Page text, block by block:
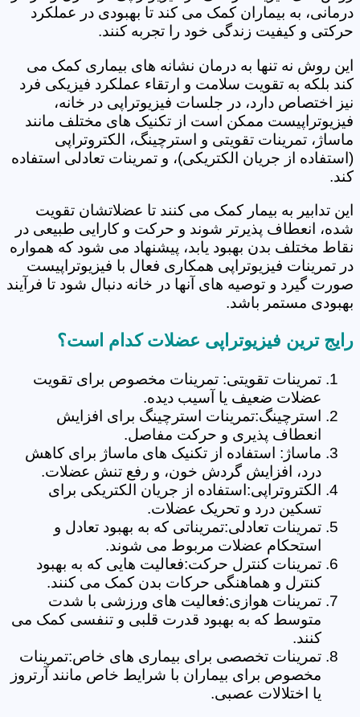
درمانی، به بیماران کمک می کند تا بهبودی در عملکرد
حرکتی و کیفیت زندگی خود را تجربه کنند.
این روش نه تنها به درمان نشانه های بیماری کمک می
کند بلکه به تقویت سلامت و ارتقاء عملکرد فیزیکی فرد
نیز اختصاص دارد، در جلسات فیزیوتراپی در خانه،
فیزیوتراپیست ممکن است از تکنیک های مختلف مانند
ماساژ، تمرینات تقویتی و استرچینگ، الکتروتراپی
(استفاده از جریان الکتریکی)، و تمرینات تعادلی استفاده
کند.
این تدابیر به بیمار کمک می کنند تا عضلاتشان تقویت
شده، انعطاف پذیرتر شوند و حرکت و کارایی طبیعی در
نقاط مختلف بدن بهبود یابد، پیشنهاد می شود که همواره
در تمرینات فیزیوتراپی همکاری فعال با فیزیوتراپیست
صورت گیرد و توصیه های آنها در خانه دنبال شود تا فرآیند
بهبودی مستمر باشد.
رایج ترین فیزیوتراپی عضلات کدام است؟
تمرینات تقویتی: تمرینات مخصوص برای تقویت
عضلات ضعیف یا آسیب دیده.
استرچینگ:تمرینات استرچینگ برای افزایش
انعطاف پذیری و حرکت مفاصل.
ماساژ: استفاده از تکنیک های ماساژ برای کاهش
درد، افزایش گردش خون، و رفع تنش عضلات.
الکتروتراپی:استفاده از جریان الکتریکی برای
تسکین درد و تحریک عضلات.
تمرینات تعادلی:تمریناتی که به بهبود تعادل و
استحکام عضلات مربوط می شوند.
تمرینات کنترل حرکت:فعالیت هایی که به بهبود
کنترل و هماهنگی حرکات بدن کمک می کنند.
تمرینات هوازی:فعالیت های ورزشی با شدت
متوسط که به بهبود قدرت قلبی و تنفسی کمک می
کنند.
تمرینات تخصصی برای بیماری های خاص:تمرینات
مخصوص برای بیماران با شرایط خاص مانند آرتروز
یا اختلالات عصبی.